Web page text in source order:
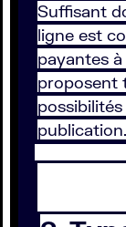
Suffisant
ligne est
payantes
proposent
publication.